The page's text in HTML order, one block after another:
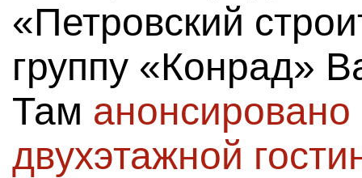
«Петровский
группу «Конрад»
Там анонсировано
двухэтажной